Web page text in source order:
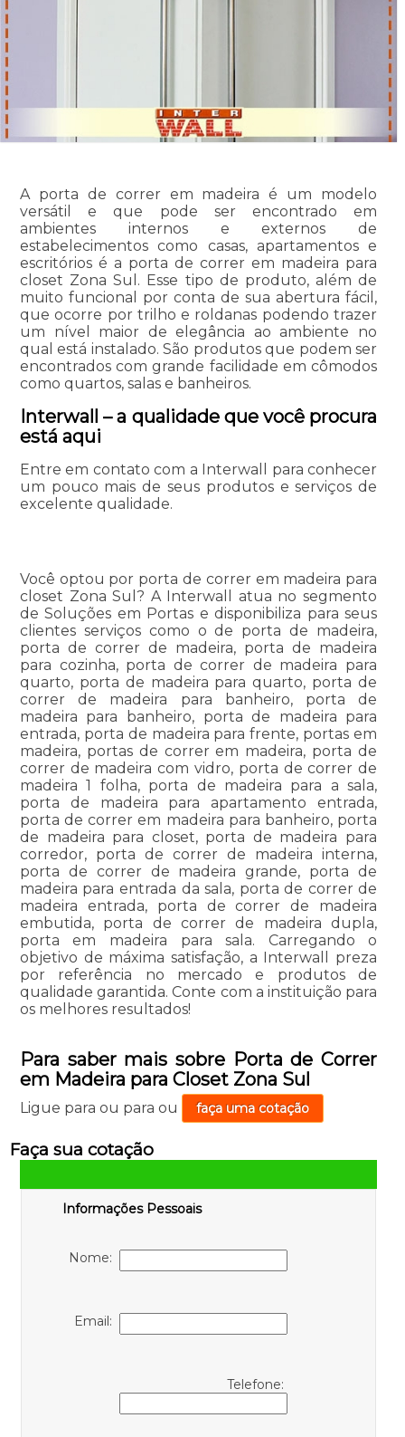
A porta de correr em madeira é um modelo
versátil e que pode ser encontrado em
ambientes internos e externos de
estabelecimentos como casas, apartamentos e
escritórios é a porta de correr em madeira para
closet Zona Sul. Esse tipo de produto, além de
muito funcional por conta de sua abertura fácil,
que ocorre por trilho e roldanas podendo trazer
um nível maior de elegância ao ambiente no
qual está instalado. São produtos que podem ser
encontrados com grande facilidade em cômodos
como quartos, salas e banheiros.
Interwall – a qualidade que você procura
está aqui
Entre em contato com a Interwall para conhecer
um pouco mais de seus produtos e serviços de
excelente qualidade.
Você optou por porta de correr em madeira para
closet Zona Sul? A Interwall atua no segmento
de Soluções em Portas e disponibiliza para seus
clientes serviços como o de porta de madeira,
porta de correr de madeira, porta de madeira
para cozinha, porta de correr de madeira para
quarto, porta de madeira para quarto, porta de
correr de madeira para banheiro, porta de
madeira para banheiro, porta de madeira para
entrada, porta de madeira para frente, portas em
madeira, portas de correr em madeira, porta de
correr de madeira com vidro, porta de correr de
madeira 1 folha, porta de madeira para a sala,
porta de madeira para apartamento entrada,
porta de correr em madeira para banheiro, porta
de madeira para closet, porta de madeira para
corredor, porta de correr de madeira interna,
porta de correr de madeira grande, porta de
madeira para entrada da sala, porta de correr de
madeira entrada, porta de correr de madeira
embutida, porta de correr de madeira dupla,
porta em madeira para sala. Carregando o
objetivo de máxima satisfação, a Interwall preza
por referência no mercado e produtos de
qualidade garantida. Conte com a instituição para
os melhores resultados!
Para saber mais sobre Porta de Correr
em Madeira para Closet Zona Sul
Ligue para ou para ou faça uma cotação
Faça sua cotação
Informações Pessoais
Nome:
Email:
Telefone: